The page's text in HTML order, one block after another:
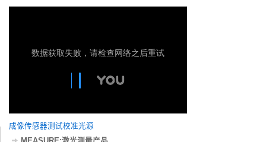
成像传感器测试校准光源